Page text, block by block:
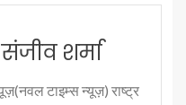
संजीव शर्मा
टाइम्स न्यूज़) राष्ट्र